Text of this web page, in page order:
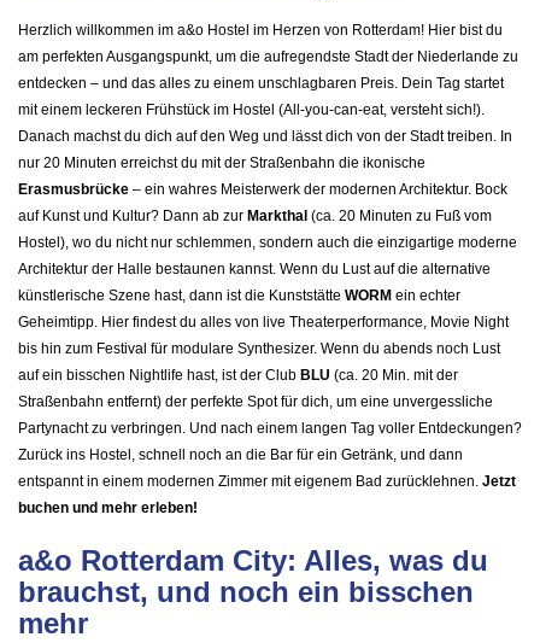
Herzlich willkommen im a&o Hostel im Herzen von Rotterdam! Hier bist du
am perfekten Ausgangspunkt, um die aufregendste Stadt der Niederlande zu
entdecken – und das alles zu einem unschlagbaren Preis. Dein Tag startet
mit einem leckeren Frühstück im Hostel (All-you-can-eat, versteht sich!).
Danach machst du dich auf den Weg und lässt dich von der Stadt treiben. In
nur 20 Minuten erreichst du mit der Straßenbahn die ikonische
Erasmusbrücke – ein wahres Meisterwerk der modernen Architektur. Bock
auf Kunst und Kultur? Dann ab zur Markthal (ca. 20 Minuten zu Fuß vom
Hostel), wo du nicht nur schlemmen, sondern auch die einzigartige moderne
Architektur der Halle bestaunen kannst. Wenn du Lust auf die alternative
künstlerische Szene hast, dann ist die Kunststätte WORM ein echter
Geheimtipp. Hier findest du alles von live Theaterperformance, Movie Night
bis hin zum Festival für modulare Synthesizer. Wenn du abends noch Lust
auf ein bisschen Nightlife hast, ist der Club BLU (ca. 20 Min. mit der
Straßenbahn entfernt) der perfekte Spot für dich, um eine unvergessliche
Partynacht zu verbringen. Und nach einem langen Tag voller Entdeckungen?
Zurück ins Hostel, schnell noch an die Bar für ein Getränk, und dann
entspannt in einem modernen Zimmer mit eigenem Bad zurücklehnen. Jetzt
buchen und mehr erleben!
a&o Rotterdam City: Alles, was du
brauchst, und noch ein bisschen
mehr